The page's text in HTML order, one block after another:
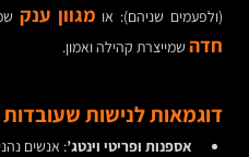
(ולפעמים שניהם): או מגוון ענק
חדה שמייצרת קהילה ואמון.
דוגמאות לנישות
אספנות ופריטי וינטג’: אנשים